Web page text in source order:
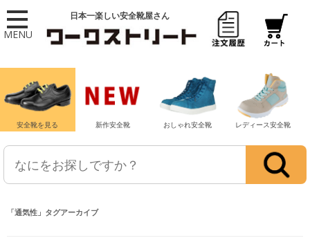
MENU
日本一楽しい安全靴屋さん
安全靴を見る 新作安全靴 おしゃれ安全靴 レディース安全靴
「通気性 」タグアーカイブ